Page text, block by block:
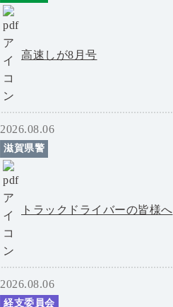
高速しが8月号
2026.08.06
滋賀県警
トラックドライバーの皆様へ
2026.08.06
経支委員会